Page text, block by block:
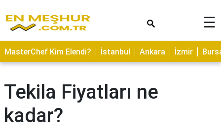
ASTROLOJİ
SAĞLIK
TARİFLERİ
GEZİLECEK
YERLER
☰
MasterChef Kim Elendi? İstanbul Ankara İzmir
Tekila Fiyatları ne
kadar?